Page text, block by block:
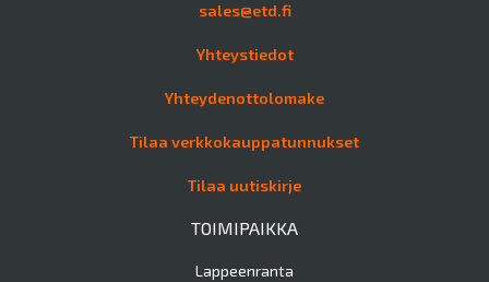
sales@etd.fi
Yhteystiedot
Yhteydenottolomake
Tilaa verkkokauppatunnukset
Tilaa uutiskirje
TOIMIPAIKKA
Lappeenranta